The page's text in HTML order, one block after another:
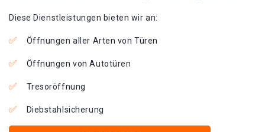
Diese Dienstleistungen bieten wir an:
Öffnungen aller Arten von Türen
Öffnungen von Autotüren
Tresoröffnung
Diebstahlsicherung